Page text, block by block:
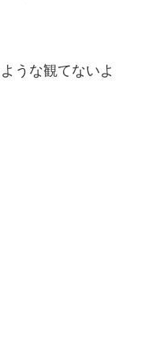
うな観てないよ